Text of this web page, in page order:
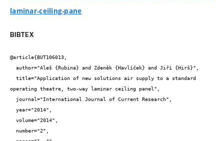
laminar-ceiling-pane
BIBTEX
@article{BUT106013,
operating theatre, two-way laminar ceiling panel",